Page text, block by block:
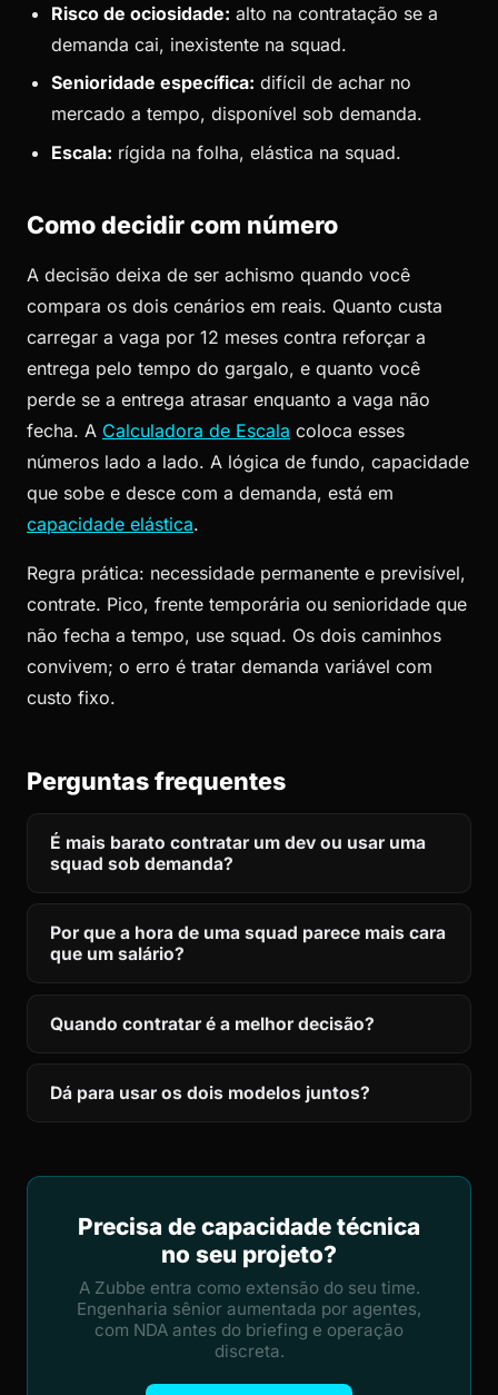
Risco de ociosidade: alto na contratação se a
demanda cai, inexistente na squad.
Senioridade específica: difícil de achar no
mercado a tempo, disponível sob demanda.
Escala: rígida na folha, elástica na squad.
Como decidir com número
A decisão deixa de ser achismo quando você
compara os dois cenários em reais. Quanto custa
carregar a vaga por 12 meses contra reforçar a
entrega pelo tempo do gargalo, e quanto você
perde se a entrega atrasar enquanto a vaga não
fecha. A Calculadora de Escala coloca esses
números lado a lado. A lógica de fundo, capacidade
que sobe e desce com a demanda, está em
capacidade elástica.
Regra prática: necessidade permanente e previsível,
contrate. Pico, frente temporária ou senioridade que
não fecha a tempo, use squad. Os dois caminhos
convivem; o erro é tratar demanda variável com
custo fixo.
Perguntas frequentes
É mais barato contratar um dev ou usar uma
squad sob demanda?
Por que a hora de uma squad parece mais cara
que um salário?
Quando contratar é a melhor decisão?
Dá para usar os dois modelos juntos?
Precisa de capacidade técnica
no seu projeto?
A Zubbe entra como extensão do seu time.
Engenharia sênior aumentada por agentes,
com NDA antes do briefing e operação
discreta.